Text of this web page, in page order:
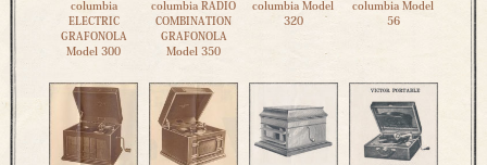
columbia
ELECTRIC
GRAFONOLA
Model 300
columbia RADIO
COMBINATION
GRAFONOLA
Model 350
columbia Model
320
columbia Model
56